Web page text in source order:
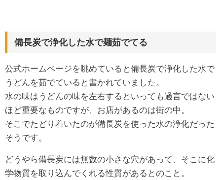
備長炭で浄化した水で麺茹でてる
公式ホームページを眺めていると備長炭で浄化した水で
うどんを茹でていると書かれていました。
水の味はうどんの味を左右するといっても過言ではない
ほど重要なものですが、お店があるのは街の中。
そこでたどり着いたのが備長炭を使った水の浄化だった
そうです。
どうやら備長炭には無数の小さな穴があって、そこに化
学物質を取り込んでくれる性質があるとのこと。